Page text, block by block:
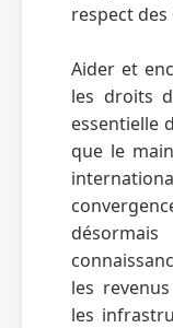
respect
Aider et
les droits
essentielle
que le
les
les